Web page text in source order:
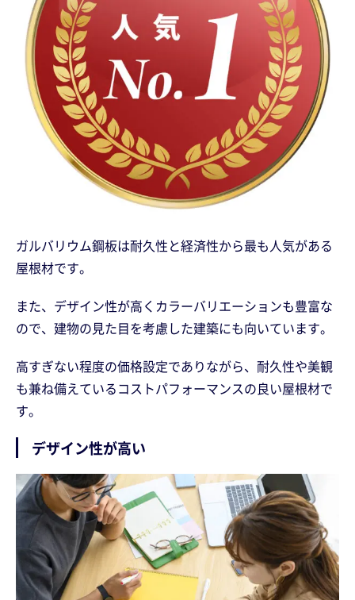
ガルバリウム鋼板は耐久性と経済性から最も人気がある
屋根材です。
また、デザイン性が高くカラーバリエーションも豊富な
ので、建物の見た目を考慮した建築にも向いています。
高すぎない程度の価格設定でありながら、耐久性や美観
も兼ね備えているコストパフォーマンスの良い屋根材で
す。
デザイン性が高い